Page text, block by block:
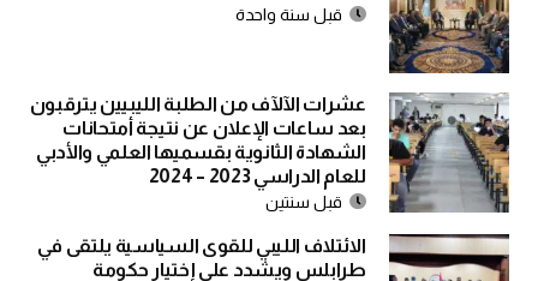
قبل سنة واحدة
عشرات الآلآف من الطلبة الليبيين يترقبون
بعد ساعات الإعلان عن نتيجة أمتحانات
الشهادة الثانوية بقسميها العلمي والأدبي
للعام الدراسي 2023 – 2024
قبل سنتين
الائتلاف الليبي للقوى السياسية يلتقى في
طرابلس ويشدد على إختيار حكومة